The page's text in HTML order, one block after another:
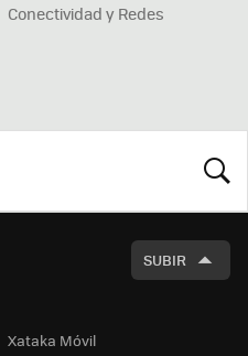
Conectividad y Redes
SUBIR
Xataka Móvil